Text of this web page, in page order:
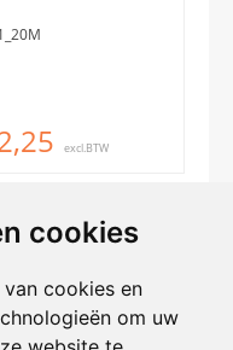
cookies
cookies en
om uw
excl.BTW